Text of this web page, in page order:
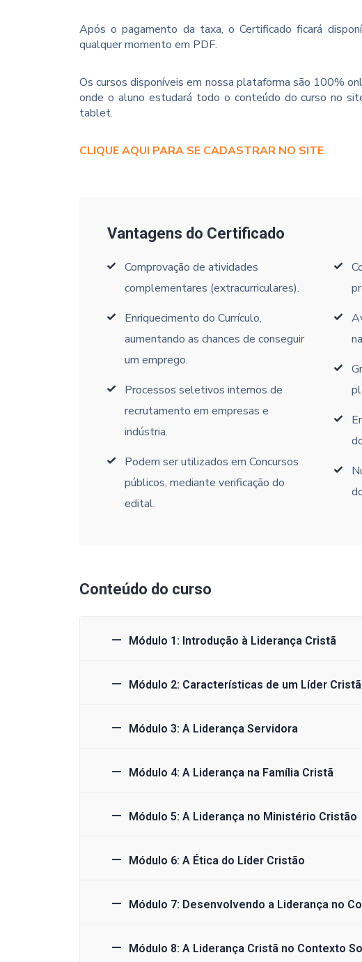
Após o pagamento da taxa, o Certificado ficará
qualquer momento em PDF.
Os cursos disponíveis em nossa plataforma são 100%
onde o aluno estudará todo o conteúdo do curso no
tablet.
CLIQUE AQUI PARA SE CADASTRAR NO SITE
Vantagens do Certificado
Comprovação de atividades
complementares (extracurriculares).
Enriquecimento do Currículo,
aumentando as chances de conseguir
um emprego.
Processos seletivos internos de
recrutamento em empresas e
indústria.
Podem ser utilizados em Concursos
públicos, mediante verificação do
edital.
Conteúdo do curso
Módulo 1: Introdução à Liderança Cristã
Módulo 2: Características de um Líder
Módulo 3: A Liderança Servidora
Módulo 4: A Liderança na Família Cristã
Módulo 5: A Liderança no Ministério Cristão
Módulo 6: A Ética do Líder Cristão
Módulo 7: Desenvolvendo a Liderança no
Módulo 8: A Liderança Cristã no Contexto